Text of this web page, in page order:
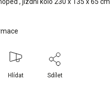
, jízdní kolo 230 x 135 x 65 cm
Hlídat Sdílet